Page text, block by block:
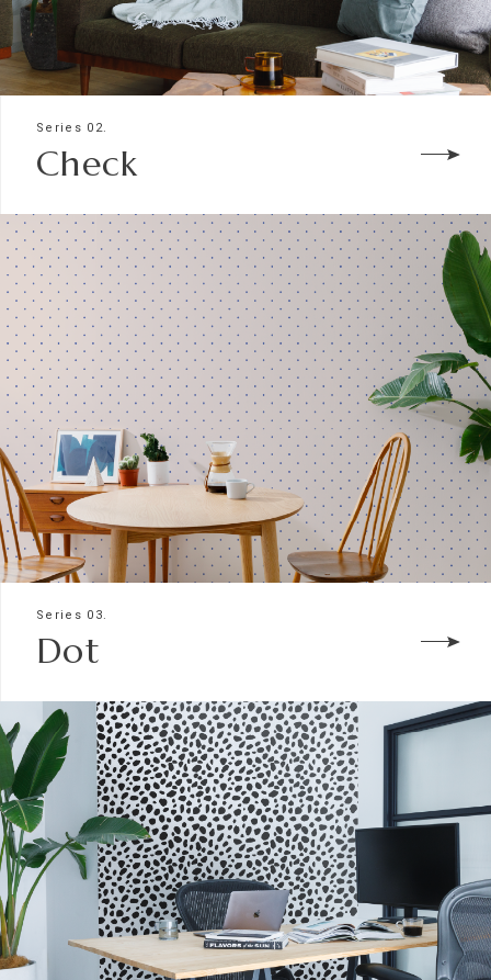
Series 02.
Check
Series 03.
Dot